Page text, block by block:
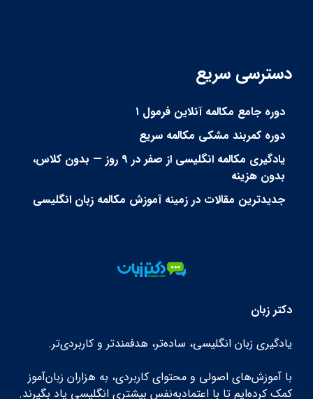
دسترسی سریع
دوره جامع مکالمه آنلاین فرمول ۱
دوره کمربند مشکی مکالمه سریع
یادگیری مکالمه انگلیسی از صفر در ۹ روز — بدون کلاس،
بدون هزینه
جدیدترین مقالات در زمینه آموزش مکالمه زبان انگلیسی
دکتر زبان
یادگیری زبان انگلیسی، ساده‌تر، هدفمندتر و کاربردی‌تر.
با آموزش‌های اصولی و محتوای کاربردی، به هزاران زبان‌آموز
کمک کرده‌ایم تا با اعتمادبه‌نفس بیشتری انگلیسی یاد بگیرند.